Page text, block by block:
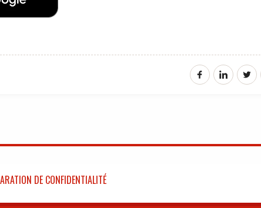
DE CONFIDENTIALITÉ